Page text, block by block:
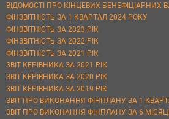
ВІДОМОСТІ ПРО КІНЦЕВИХ БЕНЕФІЦІАРНИХ
ФІНЗВІТНІСТЬ ЗА 1 КВАРТАЛ 2024 РОКУ
ФІНЗВІТНІСТЬ ЗА 2023 РІК
ФІНЗВІТНІСТЬ ЗА 2022 РІК
ФІНЗВІТНІСТЬ ЗА 2021 РІК
ЗВІТ КЕРІВНИКА ЗА 2021 РІК
ЗВІТ КЕРІВНИКА ЗА 2020 РІК
ЗВІТ КЕРІВНИКА ЗА 2019 РІК
ЗВІТ ПРО ВИКОНАННЯ ФІНПЛАНУ ЗА 1
ЗВІТ ПРО ВИКОНАННЯ ФІНПЛАНУ ЗА 6